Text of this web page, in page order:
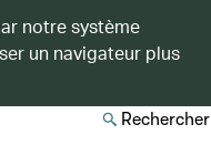
notre système
un navigateur plus
Rechercher